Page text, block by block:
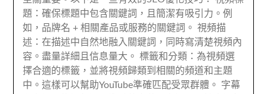
題：確保標題中包含關鍵詞，且簡潔有吸引力。例
如，品牌名 + 相關產品或服務的關鍵詞。 視頻描
述：在描述中自然地融入關鍵詞，同時寫清楚視頻內
容。盡量詳細且信息量大。 標籤和分類：為視頻選
擇合適的標籤，並將視頻歸類到相關的頻道和主題
中。這樣可以幫助YouTube準確匹配受眾群體。 字幕